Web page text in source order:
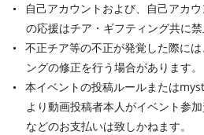
自己アカウントおよび、自己アカ
の応援はチア・ギフティング共に禁
不正チア等の不正が発覚した際に
ングの修正を行う場合があります。
本イベントの投稿ルールまたは
より動画投稿者本人がイベント参
などのお支払いは致しかねます。